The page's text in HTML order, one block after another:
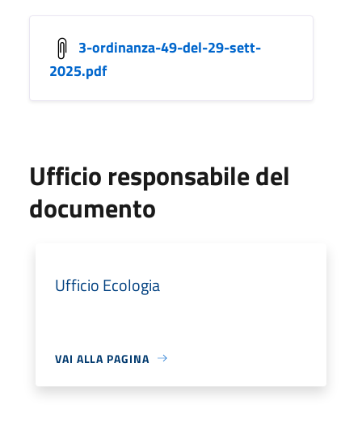
3-ordinanza-49-del-29-sett-
2025.pdf
Ufficio responsabile del
documento
Ufficio Ecologia
VAI ALLA PAGINA